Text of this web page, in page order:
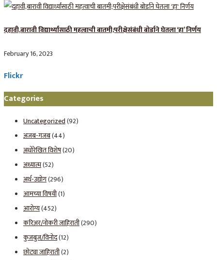
दहावी,बारावी विद्यार्थ्यांसाठी महत्वाची बातमी;परीक्षेसंबंधी बोर्डाने घेतला ‘हा’ निर्णय
February 16, 2023
Flickr
Categories
Uncategorized(92)
अजब-गजब(44)
अधोरेखित विशेष(20)
अध्यात्म(52)
अर्थ-उद्योग(296)
आमच्या विषयी(1)
आरोग्य(452)
करिअर/नोकरी जाहिराती(290)
कुजबुज/विनोद(12)
छोट्या जाहिराती(2)